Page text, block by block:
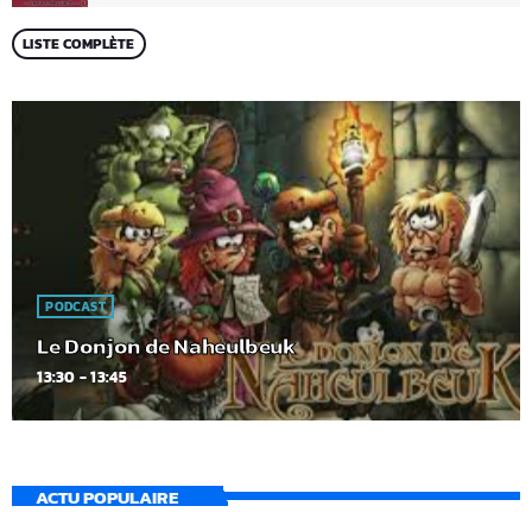
LISTE COMPLÈTE
PODCAST
Le Donjon de Naheulbeuk
13:30 - 13:45
ACTU POPULAIRE